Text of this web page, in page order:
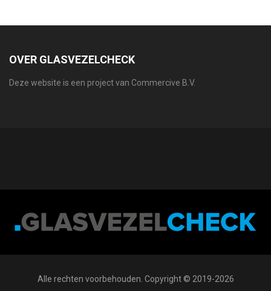
OVER GLASVEZELCHECK
Deze website is een project van Commercive B.V.
Alle rechten voorbehouden. Copyright © 2019-2026